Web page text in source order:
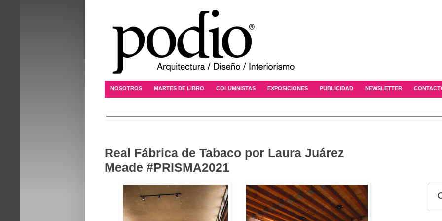
NOSOTROS MARTES DE LIBRO COLUMNISTAS EXPOSICIONES PUBLICIDAD NEWSLETTER
Real Fábrica de Tabaco por Laura Juárez
Meade #PRISMA2021